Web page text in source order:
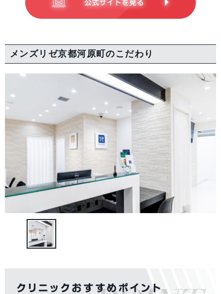
メンズリゼ京都河原町の こだわり
滋賀県 京都府 大阪府 兵庫県
中国・四国
鳥取県 島根県 岡山県 広島県
香川県
高知県
佐賀県 長崎県
大分県 宮崎県 鹿児島県